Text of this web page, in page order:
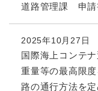
道路管理課 申請
2025年10月27日
国際海上コンテ
重量等の最高限
路の通行方法を